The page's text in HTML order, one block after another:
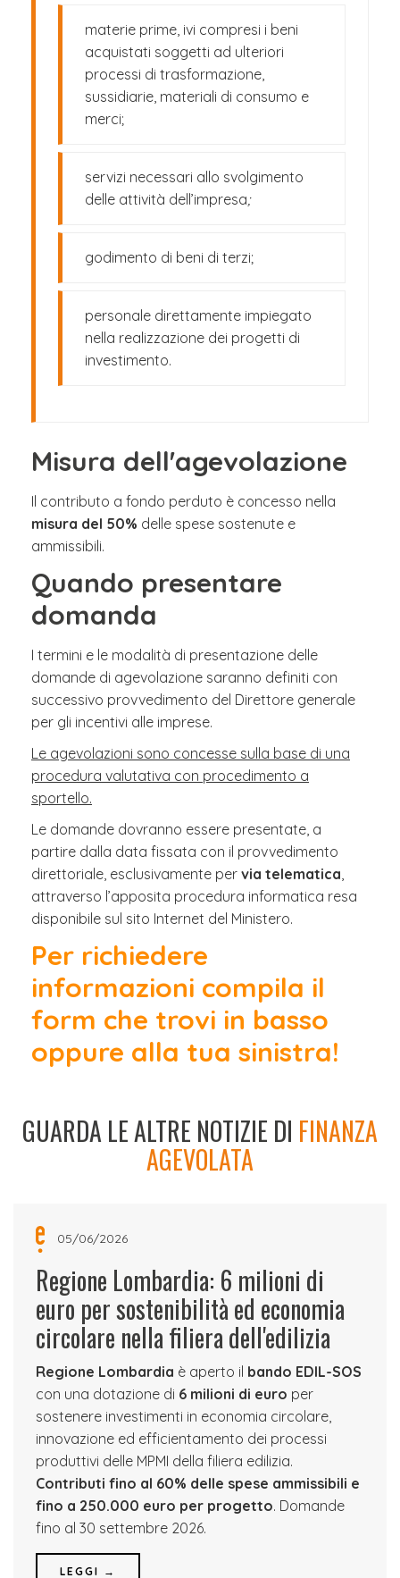
materie prime, ivi compresi i beni
acquistati soggetti ad ulteriori
processi di trasformazione,
sussidiarie, materiali di consumo e
merci;
servizi necessari allo svolgimento
delle attività dell’impresa;
godimento di beni di terzi;
personale direttamente impiegato
nella realizzazione dei progetti di
investimento.
Misura dell'agevolazione
Il contributo a fondo perduto è concesso nella
misura del 50% delle spese sostenute e
ammissibili.
Quando presentare
domanda
I termini e le modalità di presentazione delle
domande di agevolazione saranno definiti con
successivo provvedimento del Direttore generale
per gli incentivi alle imprese.
Le agevolazioni sono concesse sulla base di una
procedura valutativa con procedimento a
sportello.
Le domande dovranno essere presentate, a
partire dalla data fissata con il provvedimento
direttoriale, esclusivamente per via telematica,
attraverso l’apposita procedura informatica resa
disponibile sul sito Internet del Ministero.
Per richiedere
informazioni compila il
form che trovi in basso
oppure alla tua sinistra!
GUARDA LE ALTRE NOTIZIE DI FINANZA
AGEVOLATA
05/06/2026
Regione Lombardia: 6 milioni di
euro per sostenibilità ed economia
circolare nella filiera dell'edilizia
Regione Lombardia è aperto il bando EDIL-SOS
con una dotazione di 6 milioni di euro per
sostenere investimenti in economia circolare,
innovazione ed efficientamento dei processi
produttivi delle MPMI della filiera edilizia.
Contributi fino al 60% delle spese ammissibili e
fino a 250.000 euro per progetto. Domande
fino al 30 settembre 2026.
LEGGI →